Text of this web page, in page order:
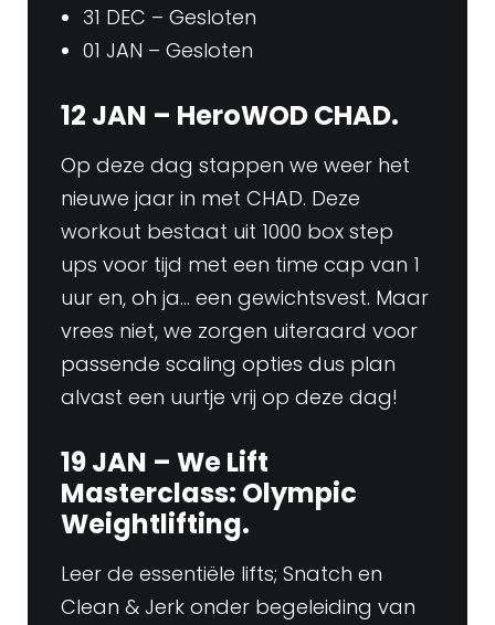
31 DEC – Gesloten
01 JAN – Gesloten
12 JAN – HeroWOD CHAD.
Op deze dag stappen we weer het
nieuwe jaar in met CHAD. Deze
workout bestaat uit 1000 box step
ups voor tijd met een time cap van 1
uur en, oh ja… een gewichtsvest. Maar
vrees niet, we zorgen uiteraard voor
passende scaling opties dus plan
alvast een uurtje vrij op deze dag!
19 JAN – We Lift
Masterclass: Olympic
Weightlifting.
Leer de essentiële lifts; Snatch en
Clean & Jerk onder begeleiding van